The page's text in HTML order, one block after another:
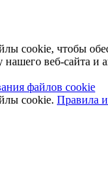
cookie, чтобы
веб-сайта и
файлов cookie
cookie. Правила